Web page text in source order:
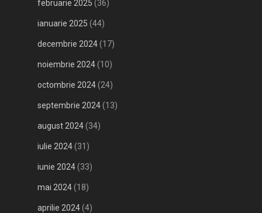
februarie 2025 (36)
ianuarie 2025 (44)
decembrie 2024(17)
noiembrie 2024(10)
octombrie 2024(24)
septembrie 2024(13)
august 2024(34)
iulie 2024(31)
iunie 2024(33)
mai 2024(18)
aprilie 2024(4)